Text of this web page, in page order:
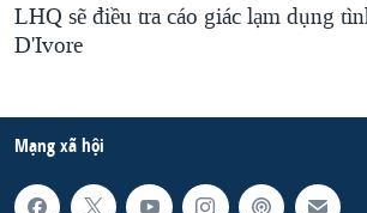
LHQ sẽ điều tra cáo giác lạm dụng
D'Ivore
Mạng xã hội